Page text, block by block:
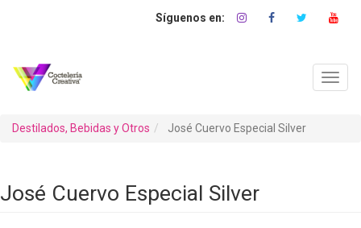
Destilados, Bebidas y Otros José Cuervo Especial Silver
José Cuervo Especial Silver